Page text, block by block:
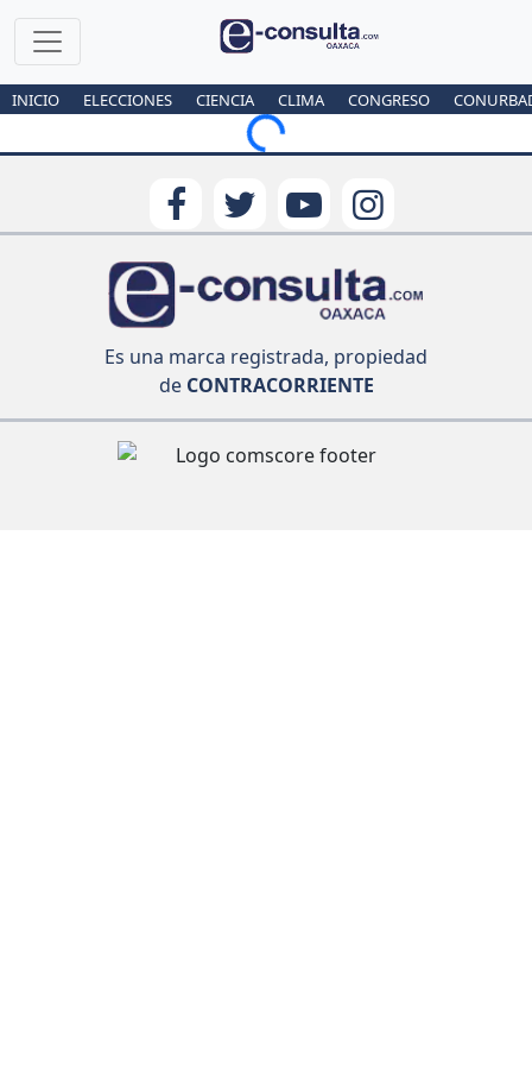
INICIO ELECCIONES CIENCIA CLIMA CONGRESO
Loading...
Es una marca registrada, propiedad
deCONTRACORRIENTE